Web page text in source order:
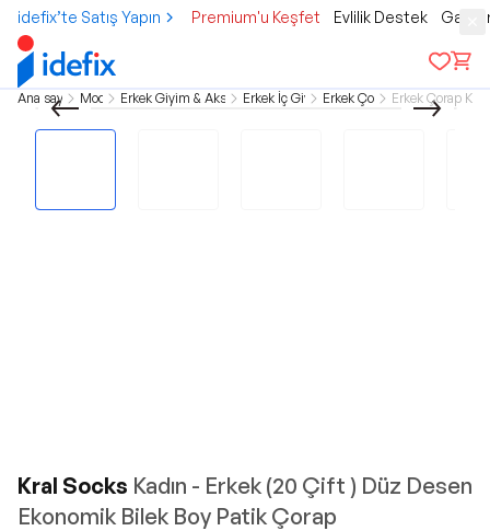
idefix’te Satış Yapın Premium'u Keşfet Evlilik Destek
Ana sayfa Moda Erkek Giyim & AksesuarErkek İç GiyimErkek Çorap Erkek Çorap
Kral Socks Kadın - Erkek (20 Çift ) Düz Desen
Ekonomik Bilek Boy Patik Çorap